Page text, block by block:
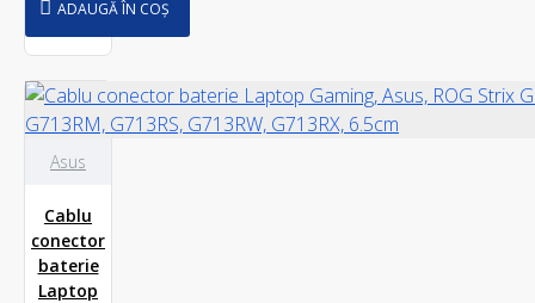
ADAUGĂ ÎN COȘ
Asus
Cablu
conector
baterie
Laptop